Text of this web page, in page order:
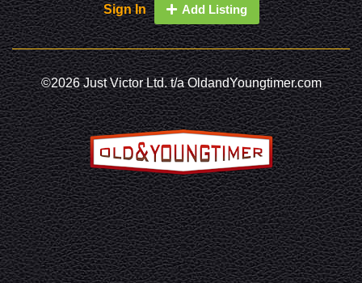
Sign In Add Listing
©2026 Just Victor Ltd. t/a OldandYoungtimer.com